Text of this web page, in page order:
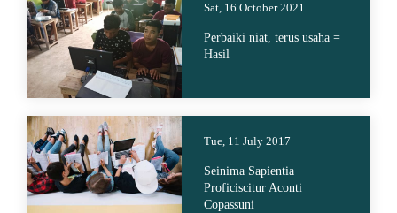
Sat, 16 October 2021
Perbaiki niat, terus usaha =
Hasil
Tue, 11 July 2017
Seinima Sapientia
Proficiscitur Aconti
Copassuni